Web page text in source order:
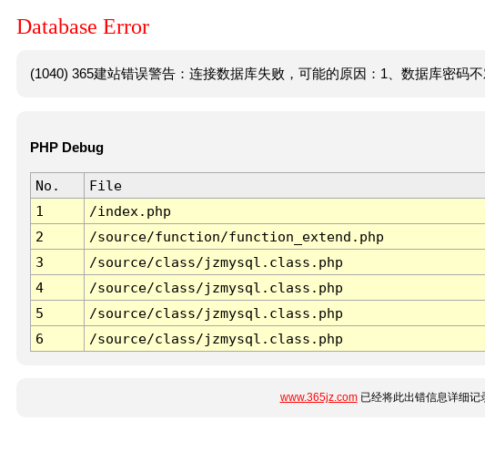
Database Error
(1040) 365建站错误警告：连接数据库失败，可能的原因：1、数据库密码不
PHP Debug
No. File
1
/index.php
2
/source/function/function_extend.php
3
/source/class/jzmysql.class.php
4
/source/class/jzmysql.class.php
5
/source/class/jzmysql.class.php
6
/source/class/jzmysql.class.php
www.365jz.com已经将此出错信息详细记